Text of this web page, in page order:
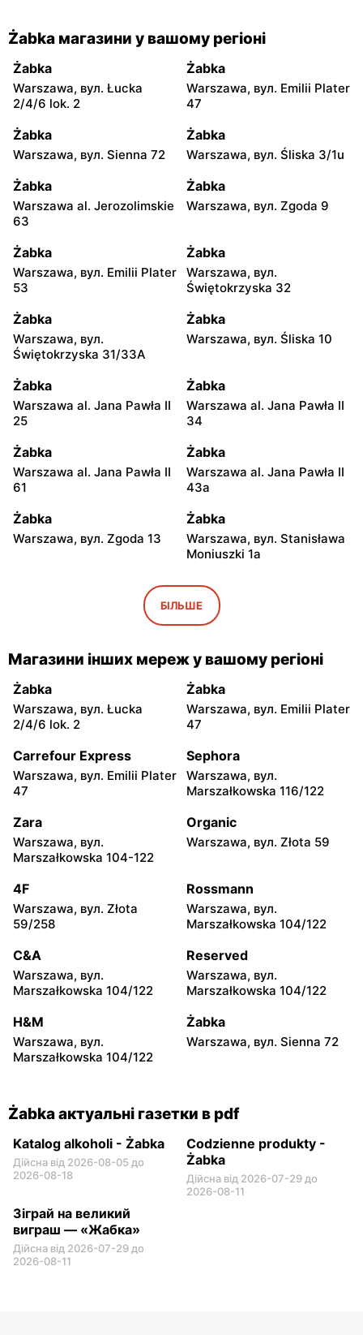
Żabka магазини у вашому регіоні
Żabka
Warszawa, вул. Łucka
2/4/6 lok. 2
Żabka
Warszawa, вул. Emilii Plater
47
Żabka
Warszawa, вул. Sienna 72
Żabka
Warszawa, вул. Śliska 3/1u
Żabka
Warszawa al. Jerozolimskie
63
Żabka
Warszawa, вул. Zgoda 9
Żabka
Warszawa, вул. Emilii Plater
53
Żabka
Warszawa, вул.
Świętokrzyska 32
Żabka
Warszawa, вул.
Świętokrzyska 31/33A
Żabka
Warszawa, вул. Śliska 10
Żabka
Warszawa al. Jana Pawła II
25
Żabka
Warszawa al. Jana Pawła II
34
Żabka
Warszawa al. Jana Pawła II
61
Żabka
Warszawa al. Jana Pawła II
43a
Żabka
Warszawa, вул. Zgoda 13
Żabka
Warszawa, вул. Stanisława
Moniuszki 1a
Świętokrzyska 0 Stacja
Żabka
Warszawa, вул.
Grzybowska 5
Żabka
Łódź, вул. Żurawia 14
Żabka
Warszawa, вул. Żurawia 18
Żabka
35
Żabka
104
Żabka
Grzybowska 2
Żabka
Żabka
Chałubińskiego 8
Żabka
73
Żabka
Grzybowska 4
Żabka
41/43
Żabka Żabka
Żabka
Warszawa, вул. Prosta 2/14
Żabka
БІЛЬШЕ
Магазини інших мереж у вашому регіоні
Żabka
Warszawa, вул. Łucka
2/4/6 lok. 2
Żabka
Warszawa, вул. Emilii Plater
47
Carrefour Express
Warszawa, вул. Emilii Plater
47
Sephora
Warszawa, вул.
Marszałkowska 116/122
Zara
Warszawa, вул.
Marszałkowska 104-122
Organic
Warszawa, вул. Złota 59
4F
Warszawa, вул. Złota
59/258
Rossmann
Warszawa, вул.
Marszałkowska 104/122
C&A
Warszawa, вул.
Marszałkowska 104/122
Reserved
Warszawa, вул.
Marszałkowska 104/122
H&M
Warszawa, вул.
Marszałkowska 104/122
Żabka
Warszawa, вул. Sienna 72
Żabka актуальні газетки в pdf
Katalog alkoholi - Żabka
Дійсна від 2026-08-05 до
2026-08-18
Codzienne produkty -
Żabka
Дійсна від 2026-07-29 до
2026-08-11
Зіграй на великий
виграш — «Жабка»
Дійсна від 2026-07-29 до
2026-08-11